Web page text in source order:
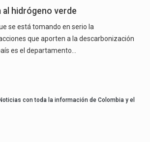
hidrógeno verde
se está tomando en serio la
que aporten a la descarbonización
es el departamento…
con toda la información de Colombia y el